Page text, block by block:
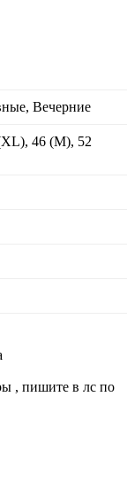
Вечерние
46 (M), 52
, пишите в лс по